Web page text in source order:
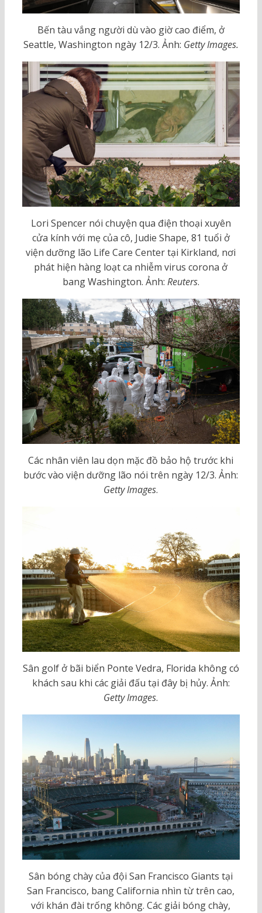
Bến tàu vắng người dù vào giờ cao điểm, ở
Seattle, Washington ngày 12/3. Ảnh: Getty Images.
Lori Spencer nói chuyện qua điện thoại xuyên
cửa kính với mẹ của cô, Judie Shape, 81 tuổi ở
viện dưỡng lão Life Care Center tại Kirkland, nơi
phát hiện hàng loạt ca nhiễm virus corona ở
bang Washington. Ảnh: Reuters.
Các nhân viên lau dọn mặc đồ bảo hộ trước khi
bước vào viện dưỡng lão nói trên ngày 12/3. Ảnh:
Getty Images.
Sân golf ở bãi biển Ponte Vedra, Florida không có
khách sau khi các giải đấu tại đây bị hủy. Ảnh:
Getty Images.
Sân bóng chày của đội San Francisco Giants tại
San Francisco, bang California nhìn từ trên cao,
với khán đài trống không. Các giải bóng chày,